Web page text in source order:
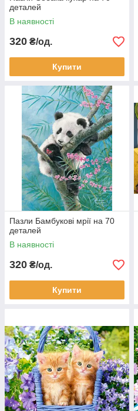
деталей
В наявності
320 ₴/од.
Купити
Пазли Бамбукові мрії на 70
деталей
В наявності
320 ₴/од.
Купити